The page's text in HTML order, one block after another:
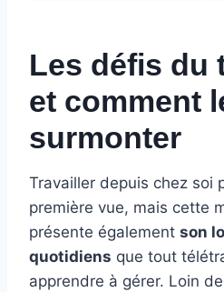
Les défis du
et comment
surmonter
Travailler depuis chez soi
première vue, mais cette
présente également son
quotidiens que tout
apprendre à gérer. Loin